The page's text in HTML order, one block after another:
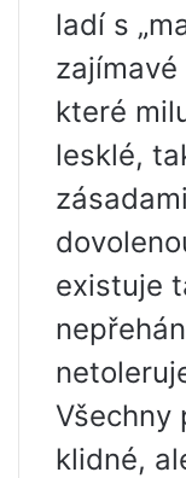
ladí s
které
lesklé,
existuje
Všechny
klidné,